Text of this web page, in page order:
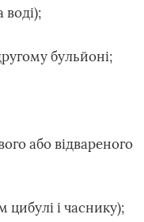
воді);
бульйоні;
або відвареного
цибулі і часнику);